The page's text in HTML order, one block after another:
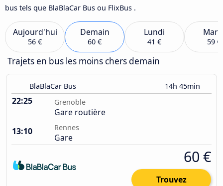
bus tels que BlaBlaCar Bus ou FlixBus .
Aujourd'hui
56 €
Demain
60 €
Lundi
41 € 59 €
Trajets en bus les moins chers demain
BlaBlaCar Bus 14h 45min
22:25 Grenoble
Gare routière
13:10
Rennes
Gare
60 €
Trouvez